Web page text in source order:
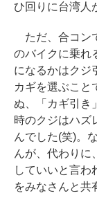
ひ回りに台湾人
ただ、合コン
のバイクに乗れ
になるかはクジ
カギを選ぶこと
ぬ、「カギ引き
時のクジはハズ
んでした(笑)。
んが、代わりに
していいと言わ
をみなさんと共